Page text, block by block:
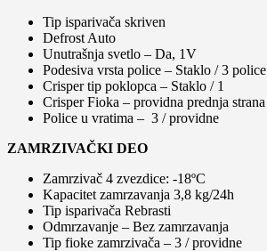
Tip isparivača skriven
Defrost Auto
Unutrašnja svetlo – Da, 1V
Podesiva vrsta police – Staklo / 3 police
Crisper tip poklopca – Staklo / 1
Crisper Fioka – providna prednja strana
Police u vratima – 3 / providne
ZAMRZIVAČKI DEO
Zamrzivač 4 zvezdice: -18ºC
Kapacitet zamrzavanja 3,8 kg/24h
Tip isparivača Rebrasti
Odmrzavanje – Bez zamrzavanja
Tip fioke zamrzivača – 3 / providne